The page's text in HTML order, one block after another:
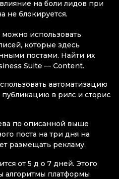
на боли лидов при
не блокируется.
использовать
которые здесь
постами. Найти их
Suite — Content.
автоматизацию
в рилс и сторис
по описанной выше
поста на три дня на
размещать рекламу.
от 5 д о 7 дней. Этого
алгоритмы платформы